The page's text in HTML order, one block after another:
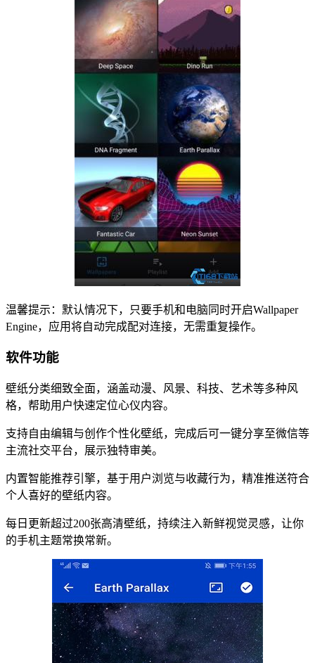
温馨提示：默认情况下，只要手机和电脑同时开启Wallpaper
Engine，应用将自动完成配对连接，无需重复操作。
软件功能
壁纸分类细致全面，涵盖动漫、风景、科技、艺术等多种风
格，帮助用户快速定位心仪内容。
支持自由编辑与创作个性化壁纸，完成后可一键分享至微信等
主流社交平台，展示独特审美。
内置智能推荐引擎，基于用户浏览与收藏行为，精准推送符合
个人喜好的壁纸内容。
每日更新超过200张高清壁纸，持续注入新鲜视觉灵感，让你
的手机主题常换常新。